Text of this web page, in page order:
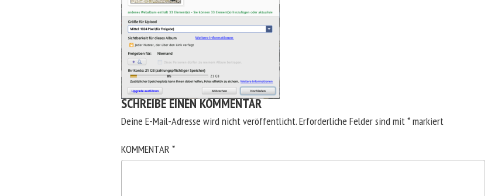
SCHREIBE EINEN KOMMENTAR
Deine E-Mail-Adresse wird nicht veröffentlicht.Erforderliche Felder sind mit*markiert
KOMMENTAR *